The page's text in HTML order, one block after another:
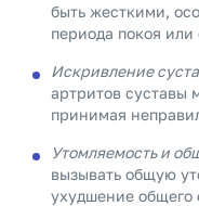
быть жесткими,
периода покоя или
Искривление
артритов суставы
принимая
Утомляемость и
вызывать общую
ухудшение общего